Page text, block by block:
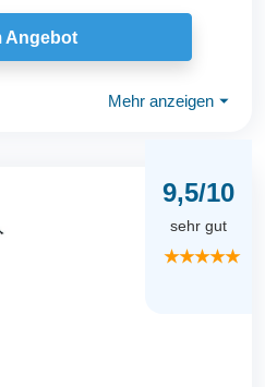
Angebot
Mehr anzeigen ⏷
9,5/10
sehr gut
★★★★★